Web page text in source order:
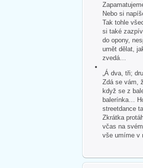
Nebo si
Tak tohle
si také
do opony,
umět dělat,
zvedá…
„Á dva, tři;
Zdá se vám,
když se z
balerínka…
streetdance
Zkrátka
včas na
vše umíme v